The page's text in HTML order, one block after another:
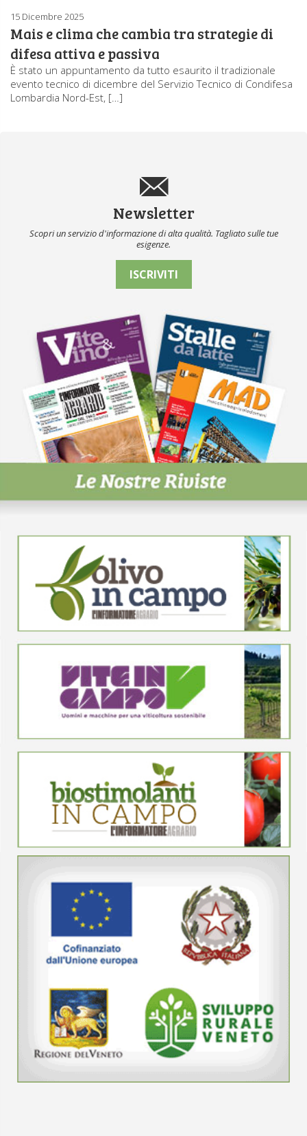
15 Dicembre 2025
Mais e clima che cambia tra strategie di
difesa attiva e passiva
È stato un appuntamento da tutto esaurito il tradizionale
evento tecnico di dicembre del Servizio Tecnico di Condifesa
Lombardia Nord-Est, […]
Newsletter
Scopri un servizio d'informazione di alta qualità. Tagliato sulle tue
esigenze.
ISCRIVITI